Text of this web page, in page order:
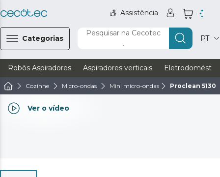
Assistência
Categorias
Pesquisar na Cecotec
...
PT
Robôs Aspiradores Aspiradores verticais
Cozinhe Micro-ondas Mini micro-ondas Proclean 5130
Ver o vídeo